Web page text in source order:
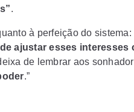
.
à perfeição do sistema:
ajustar esses interesses
de lembrar aos
.”